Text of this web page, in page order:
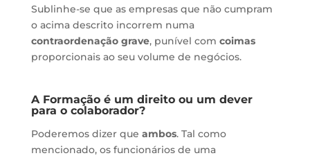
Sublinhe-se que as empresas que não cumpram
o acima descrito incorrem numa
contraordenação grave, punível com coimas
proporcionais ao seu volume de negócios.
A Formação é um direito ou um dever
para o colaborador?
Poderemos dizer que ambos. Tal como
mencionado, os funcionários de uma